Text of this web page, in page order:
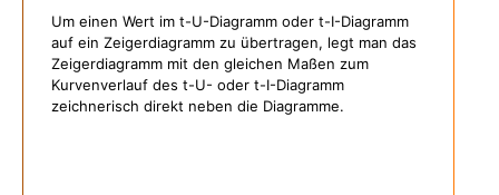
Um einen Wert im t-U-Diagramm oder t-I-Diagramm
auf ein Zeigerdiagramm zu übertragen, legt man das
Zeigerdiagramm mit den gleichen Maßen zum
Kurvenverlauf des t-U- oder t-I-Diagramm
zeichnerisch direkt neben die Diagramme.